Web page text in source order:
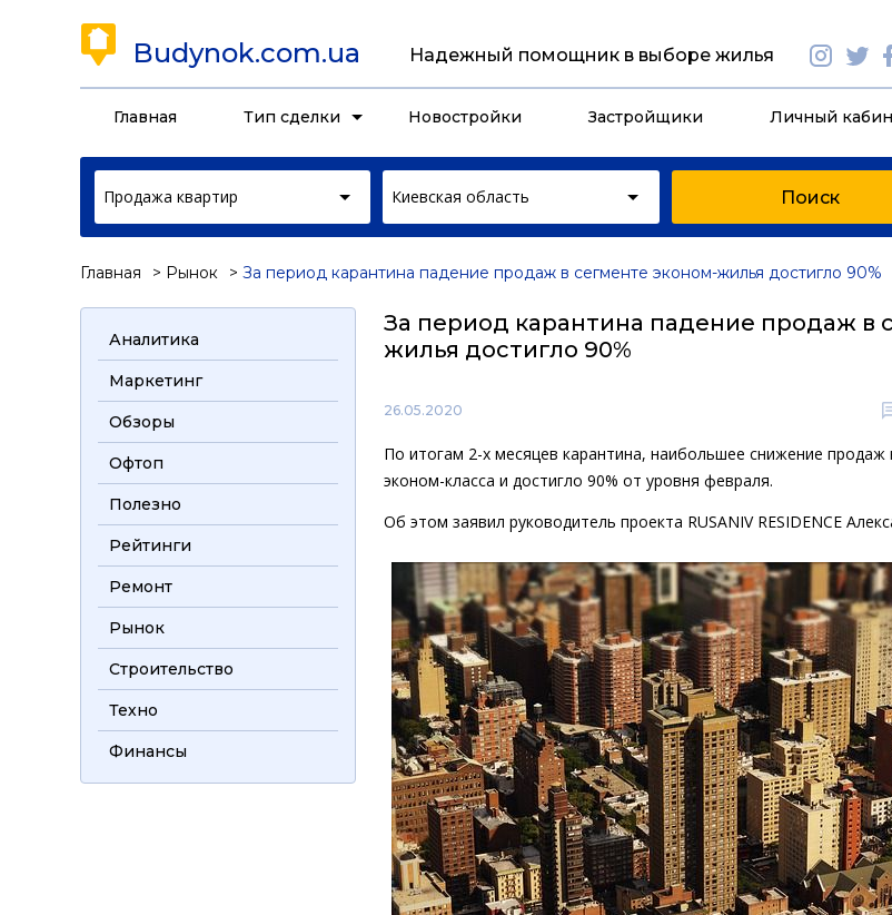
Budynok.com.ua Надежный помощник в выборе жилья
Главная Тип сделки Новостройки Застройщики Личный
Продажа квартир Киевская область
Главная Рынок За период карантина падение продаж в сегменте эконом-жилья достигло 90%
За период карантина падение продаж в
жилья достигло 90%
26.05.2020
По итогам 2-х месяцев карантина, наибольшее снижение продаж
эконом-класса и достигло 90% от уровня февраля.
Об этом заявил руководитель проекта RUSANIV RESIDENCE
Аналитика
Маркетинг
Обзоры
Офтоп
Полезно
Рейтинги
Ремонт
Рынок
Строительство
Техно
Финансы